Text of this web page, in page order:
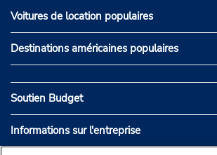
Voitures de location populaires
Destinations américaines populaires
Soutien Budget
Informations sur l'entreprise